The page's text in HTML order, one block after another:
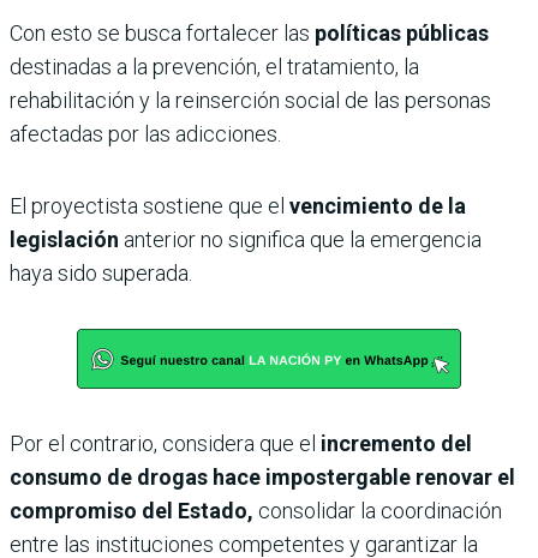
Con esto se busca fortalecer las políticas públicas
destinadas a la prevención, el tratamiento, la
rehabilitación y la reinserción social de las personas
afectadas por las adicciones.
El proyectista sostiene que el vencimiento de la
legislación anterior no significa que la emergencia
haya sido superada.
Por el contrario, considera que el incremento del
consumo de drogas hace impostergable renovar el
compromiso del Estado, consolidar la coordinación
entre las instituciones competentes y garantizar la